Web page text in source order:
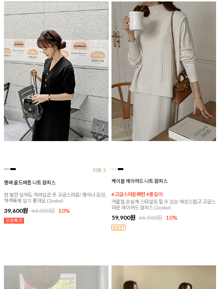
리뷰:5
엠버 골드버튼 니트 원피스
한 벌만 입어도 차려입은 듯 고급스러움! 행사나 모임,
하객룩에 입기 좋아요 (2color)
39,600원 44,000원 10%
케이블 레이어드 니트 원피스
#고급스러운패턴 #롱길이
겨울철 손쉽게 스타일링 할 수 있는 여성스럽고 고급스
러운 레이어드 원피스 (2color)
59,900원 66,500원 10%